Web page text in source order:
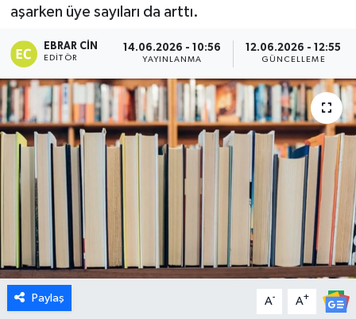
aşarken üye sayıları da arttı.
EBRAR CIN
EDITÖR
14.06.2026 - 10:56
YAYINLANMA
12.06.2026 - 12:55
GÜNCELLEME
Paylaş A- A+
Eğitim
Ekonomi
Emet
Foto Galeri
Gediz
Genel